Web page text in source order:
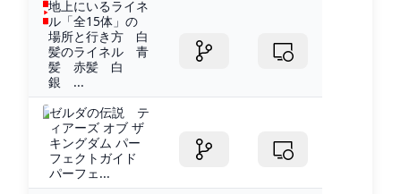
地上にいるライネ
ル「全15体」の
場所と行き方 白
髪のライネル 青
髪 赤髪 白
銀 ...
ゼルダの伝説 テ
ィアーズ オブ ザ
キングダム パー
フェクトガイド
パーフェ...